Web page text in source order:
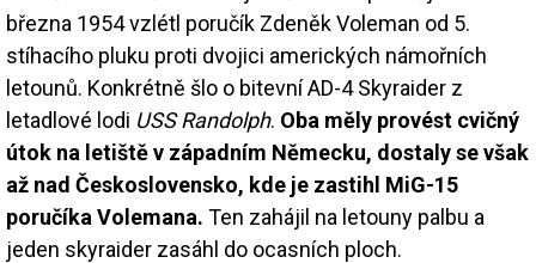
března 1954 vzlétl poručík Zdeněk Voleman od 5.
stíhacího pluku proti dvojici amerických námořních
letounů. Konkrétně šlo o bitevní AD-4 Skyraider z
letadlové lodi USS Randolph. Oba měly provést cvičný
útok na letiště v západním Německu, dostaly se však
až nad Československo, kde je zastihl MiG-15
poručíka Volemana. Ten zahájil na letouny palbu a
jeden skyraider zasáhl do ocasních ploch.